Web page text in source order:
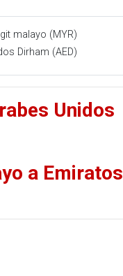
malayo (MYR)
Dirham (AED)
Unidos
a Emiratos